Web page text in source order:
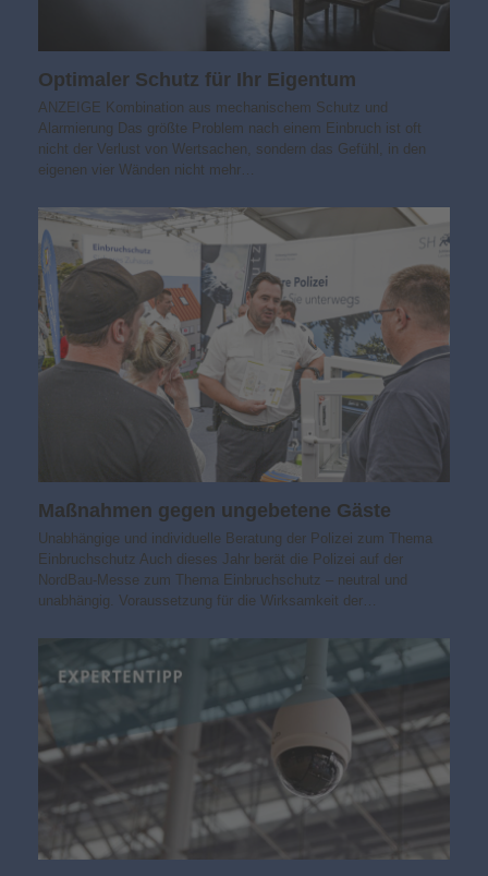
Optimaler Schutz für Ihr Eigentum
ANZEIGE Kombination aus mechanischem Schutz und
Alarmierung Das größte Problem nach einem Einbruch ist oft
nicht der Verlust von Wertsachen, sondern das Gefühl, in den
eigenen vier Wänden nicht mehr…
Maßnahmen gegen unge­betene Gäste
Unabhängige und individuelle Beratung der Polizei zum Thema
Einbruchschutz Auch dieses Jahr berät die Polizei auf der
NordBau-Messe zum Thema Einbruchschutz – neutral und
unabhängig. Voraussetzung für die Wirksamkeit der…